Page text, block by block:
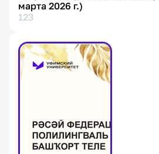
марта 2026 г.)
123